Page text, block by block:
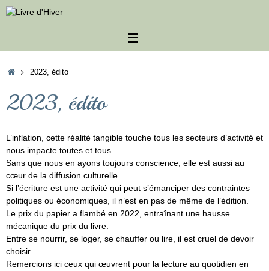
Passer
au
Accueil
2023, édito
2023, édito
L’inflation, cette réalité tangible touche tous les secteurs d’activité et
nous impacte toutes et tous.
Sans que nous en ayons toujours conscience, elle est aussi au
cœur de la diffusion culturelle.
Si l’écriture est une activité qui peut s’émanciper des contraintes
politiques ou économiques, il n’est en pas de même de l’édition.
Le prix du papier a flambé en 2022, entraînant une hausse
mécanique du prix du livre.
Entre se nourrir, se loger, se chauffer ou lire, il est cruel de devoir
choisir.
Remercions ici ceux qui œuvrent pour la lecture au quotidien en